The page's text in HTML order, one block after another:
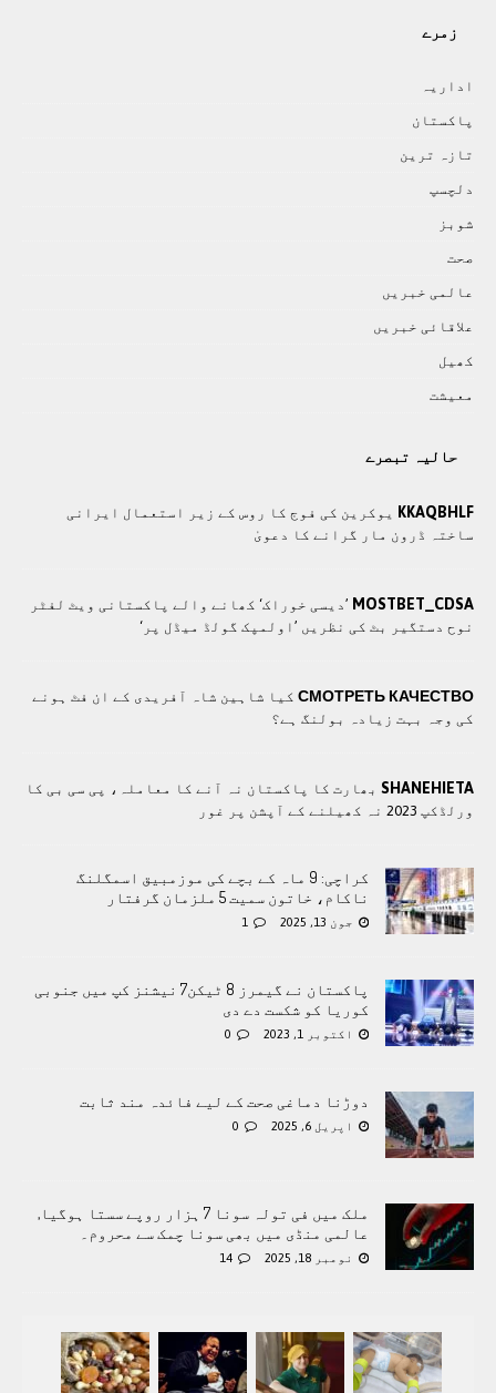
زمرے
اداريہ
پاکستان
تازہ ترين
دلچسپ
شوبز
صحت
عالمی خبريں
علاقائی خبريں
کھيل
معيشت
حالیہ تبصرے
KKAQBHLF یوکرین کی فوج کا روس کے زیر استعمال ایرانی
ساختہ ڈرون مار گرانے کا دعویٰ
MOSTBET_CDSA ’دیسی خوراک‘ کھانے والے پاکستانی ویٹ لفٹر
نوح دستگیر بٹ کی نظریں ’اولمپک گولڈ میڈل پر‘
СМОТРЕТЬ КАЧЕСТВО کیا شاہین شاہ آفریدی کے ان فٹ ہونے
کی وجہ بہت زیادہ بولنگ ہے؟
SHANEHIETA بھارت کا پاکستان نہ آنے کا معاملہ، پی سی بی کا
ورلڈکپ 2023 نہ کھیلنے کے آپشن پر غور
کراچی: 9 ماہ کے بچے کی موزمبیق اسمگلنگ
ناکام، خاتون سمیت 5 ملزمان گرفتار
جون 13, 2025 1
پاکستان نے گیمرز 8 ٹیکن7 نیشنز کپ میں جنوبی
کوریا کو شکست دے دی
اکتوبر 1, 2023 0
دوڑنا دماغی صحت کے لیے فائدہ مند ثابت
اپریل 6, 2025 0
ملک میں فی تولہ سونا 7 ہزار روپے سستا ہوگیا,
عالمی منڈی ميں بھی سونا چمک سے محروم۔
نومبر 18, 2025 14